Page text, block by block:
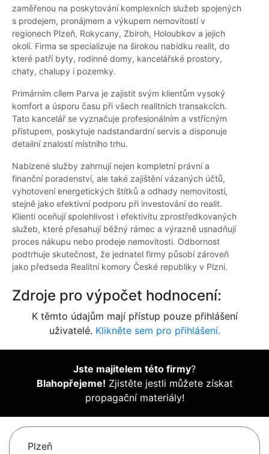
zaměřenou na poskytování komplexních služeb spojených
s prodejem, pronájmem a výkupem nemovitostí v
regionech Plzeň, Rokycany, Zbiroh, Holoubkov a jejich
okolí. Firma se specializuje na širokou nabídku realit, do
které patří byty, rodinné domy, kancelářské prostory,
chaty, chalupy i pozemky.
Primárním cílem Parva je zajistit svým klientům vysoký
komfort a úsporu času při všech realitních transakcích.
Tato kancelář se vyznačuje profesionálním a vstřícným
přístupem, poskytuje nadstandardní servis a disponuje
detailní znalostí místního trhu.
Nabízené služby zahrnují nejen kompletní právní a
finanční poradenství, ale také zajištění vázaných účtů,
vyhotovení energetických štítků a odhady nemovitostí,
stejně jako efektivní podporu při investování do realit.
Klienti oceňují spolehlivost i efektivitu zprostředkovaných
služeb, které přesahují běžný rámec a výrazně usnadňují
proces nákupu nebo prodeje nemovitosti. Odbornost
podtrhuje skutečnost, že jednatel firmy působí zároveň
jako předseda Realitní komory České republiky v Plzni.
Zdroje pro výpočet hodnocení:
K těmto údajům mají přístup pouze přihlášení
uživatelé. Klikněte sem pro přihlášení.
Jste majitelem této firmy?
Blahopřejeme! Zjistěte jestli můžete získat
propagační materiály!
Plzeň